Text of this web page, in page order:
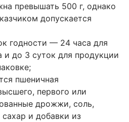
превышать 500 г, однако
допускается
годности — 24 часа для
и до 3 суток для продукции
пшеничная
первого или
дрожжи, соль,
и добавки из